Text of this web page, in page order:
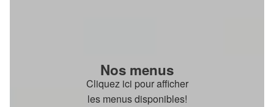
Nos menus
Cliquez ici pour afficher
les menus disponibles!